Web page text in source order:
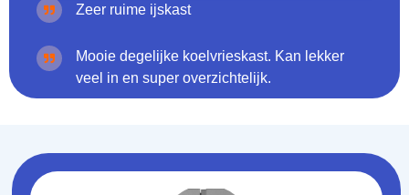
Zeer ruime ijskast
Mooie degelijke koelvrieskast. Kan lekker
veel in en super overzichtelijk.